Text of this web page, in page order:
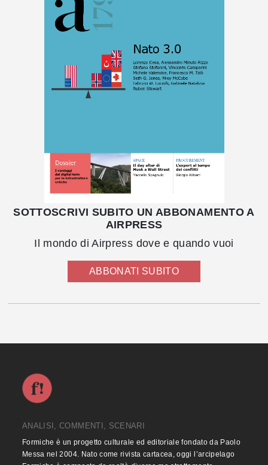
SOTTOSCRIVI SUBITO UN ABBONAMENTO A
AIRPRESS
Il mondo di Airpress dove e quando vuoi
ABBONATI SUBITO
ANALISI, COMMENTI, SCENARI
Formiche è un progetto culturale ed editoriale fondato da Paolo
Messa nel 2004. Nato come rivista cartacea, oggi l’arcipelago